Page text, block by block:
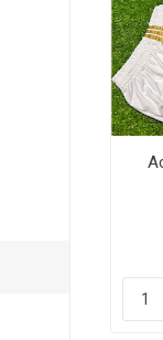
France
Italy
England
Italy
Saudi
France
England